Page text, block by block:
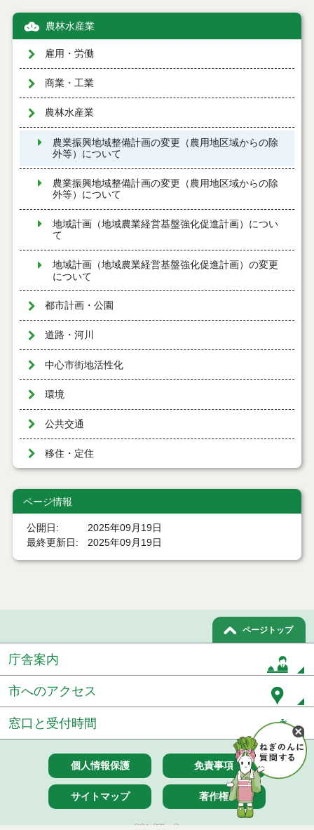
農林水産業
雇用・労働
商業・工業
農林水産業
農業振興地域整備計画の変更（農用地区域からの除
外等）について
農業振興地域整備計画の変更（農用地区域からの除
外等）について
地域計画（地域農業経営基盤強化促進計画）につい
て
地域計画（地域農業経営基盤強化促進計画）の変更
について
都市計画・公園
道路・河川
中心市街地活性化
環境
公共交通
移住・定住
ページ情報
公開日
2025年09月19日
最終更新日
2025年09月19日
ページトップ
庁舎案内
市へのアクセス
窓口と受付時間
個人情報保護 免責事項
サイトマップ 著作権